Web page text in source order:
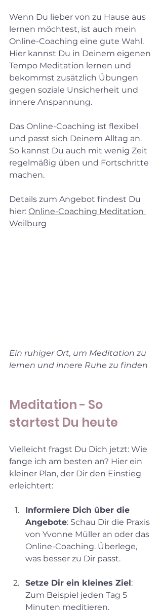
Wenn Du lieber von zu Hause aus
lernen möchtest, ist auch mein
Online-Coaching eine gute Wahl.
Hier kannst Du in Deinem eigenen
Tempo Meditation lernen und
bekommst zusätzlich Übungen
gegen soziale Unsicherheit und
innere Anspannung.
Das Online-Coaching ist flexibel
und passt sich Deinem Alltag an.
So kannst Du auch mit wenig Zeit
regelmäßig üben und Fortschritte
machen.
Details zum Angebot findest Du
hier: Online-Coaching Meditation
Weilburg
Ein ruhiger Ort, um Meditation zu
lernen und innere Ruhe zu finden
Meditation - So
startest Du heute
Vielleicht fragst Du Dich jetzt: Wie
fange ich am besten an? Hier ein
kleiner Plan, der Dir den Einstieg
erleichtert:
Informiere Dich über die
Angebote: Schau Dir die Praxis
von Yvonne Müller an oder das
Online-Coaching. Überlege,
was besser zu Dir passt.
Setze Dir ein kleines Ziel:
Zum Beispiel jeden Tag 5
Minuten meditieren.